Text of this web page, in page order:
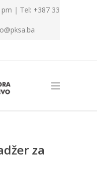
pm | Tel: +387 33
za